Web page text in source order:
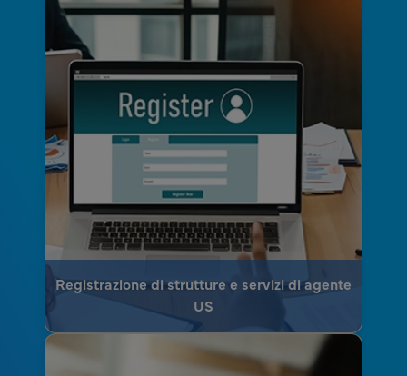
Registrazione di strutture e servizi di agente
US